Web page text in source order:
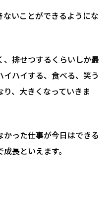
いことができるようにな
排せつするくらいしか最
ハイする、食べる、笑う
、大きくなっていきま
った仕事が今日はできる
長といえます。